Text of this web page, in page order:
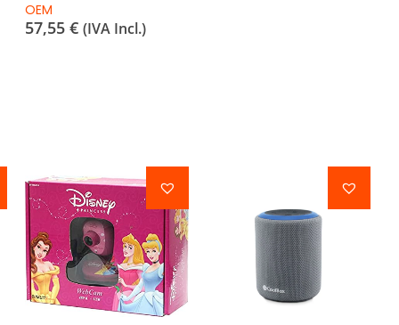
OEM
57,55 € (IVA Incl.)